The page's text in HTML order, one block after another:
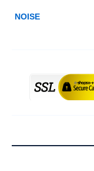
NOISE